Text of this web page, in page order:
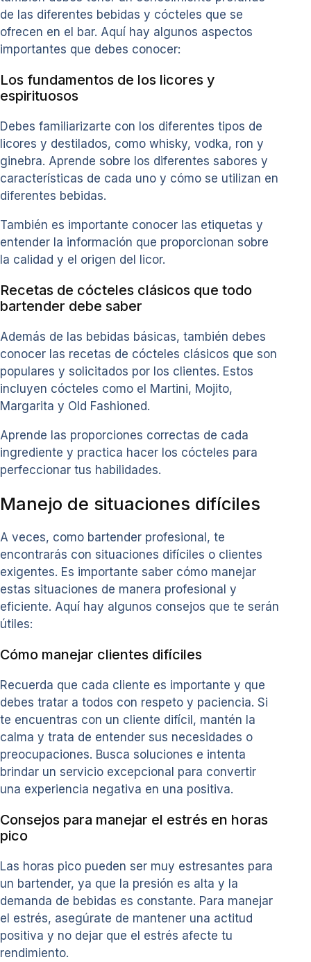
de las diferentes bebidas y cócteles que se
ofrecen en el bar. Aquí hay algunos aspectos
importantes que debes conocer:
Los fundamentos de los licores y
espirituosos
Debes familiarizarte con los diferentes tipos de
licores y destilados, como whisky, vodka, ron y
ginebra. Aprende sobre los diferentes sabores y
características de cada uno y cómo se utilizan en
diferentes bebidas.
También es importante conocer las etiquetas y
entender la información que proporcionan sobre
la calidad y el origen del licor.
Recetas de cócteles clásicos que todo
bartender debe saber
Además de las bebidas básicas, también debes
conocer las recetas de cócteles clásicos que son
populares y solicitados por los clientes. Estos
incluyen cócteles como el Martini, Mojito,
Margarita y Old Fashioned.
Aprende las proporciones correctas de cada
ingrediente y practica hacer los cócteles para
perfeccionar tus habilidades.
Manejo de situaciones difíciles
A veces, como bartender profesional, te
encontrarás con situaciones difíciles o clientes
exigentes. Es importante saber cómo manejar
estas situaciones de manera profesional y
eficiente. Aquí hay algunos consejos que te serán
útiles:
Cómo manejar clientes difíciles
Recuerda que cada cliente es importante y que
debes tratar a todos con respeto y paciencia. Si
te encuentras con un cliente difícil, mantén la
calma y trata de entender sus necesidades o
preocupaciones. Busca soluciones e intenta
brindar un servicio excepcional para convertir
una experiencia negativa en una positiva.
Consejos para manejar el estrés en horas
pico
Las horas pico pueden ser muy estresantes para
un bartender, ya que la presión es alta y la
demanda de bebidas es constante. Para manejar
el estrés, asegúrate de mantener una actitud
positiva y no dejar que el estrés afecte tu
rendimiento.